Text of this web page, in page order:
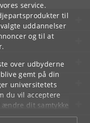
service.
til
uddannelser
og til at
over udbyderne
gemt på din
universitetets
du vil acceptere
ændre dit samtykke
du finder i